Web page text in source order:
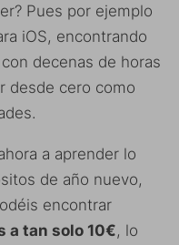
Pues por ejemplo
iOS, encontrando
decenas de horas
desde cero como
a aprender lo
de año nuevo,
encontrar
a tan solo 10€, lo